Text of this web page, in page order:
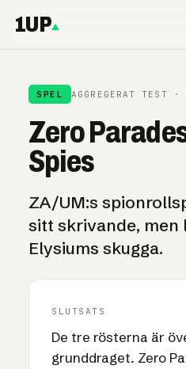
1UP
SPEL AGGREGERAT TEST
Zero
Spies
ZA/UM:s
sitt skrivande, men
Elysiums skugga.
SLUTSATS
De tre rösterna är
grunddraget. Zero